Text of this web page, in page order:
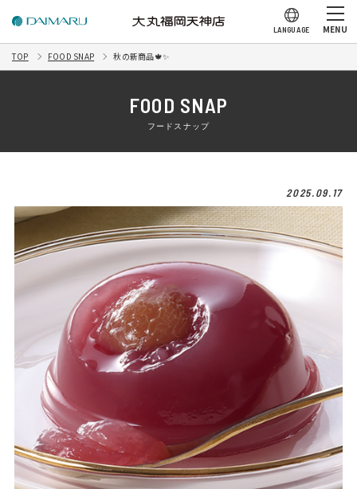
LANGUAGE MENU
TOP FOOD SNAP 秋の新商品🍁✨
FOOD SNAP
フードスナップ
2025.09.17